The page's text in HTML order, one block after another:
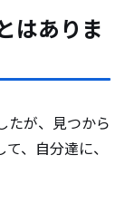
はありま
たが、見つから
、自分達に、